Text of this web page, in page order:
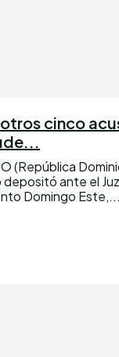
cinco
(República
depositó ante el
Domingo Este,...